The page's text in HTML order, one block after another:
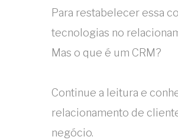
Para restabelecer essa
tecnologias no
Mas o que é um CRM?
Continue a leitura e
relacionamento de
negócio.